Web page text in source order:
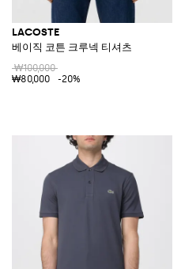
LACOSTE
베이직 코튼 크루넥 티셔츠
₩100,000
₩80,000
-20%